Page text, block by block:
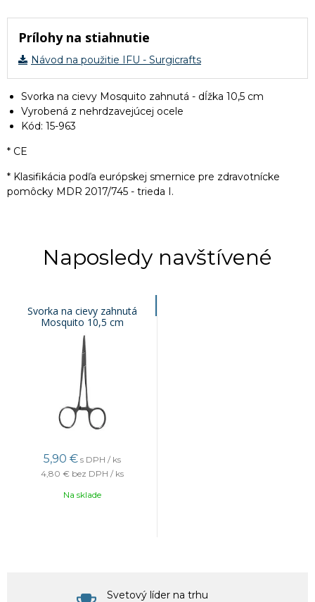
Prílohy na stiahnutie
Návod na použitie IFU - Surgicrafts
Svorka na cievy Mosquito zahnutá - dĺžka 10,5 cm
Vyrobená z nehrdzavejúcej ocele
Kód: 15-963
* CE
* Klasifikácia podľa európskej smernice pre zdravotnícke
pomôcky MDR 2017/745 - trieda I.
Naposledy navštívené
Svorka na cievy zahnutá
Mosquito 10,5 cm
5,90 € s DPH / ks
4,80 € bez DPH / ks
Na sklade
Svetový líder na trhu